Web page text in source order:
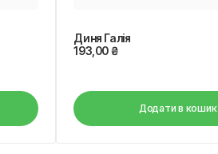
Диня Галія
193,00₴
Додати в кошик